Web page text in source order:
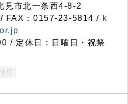
市北一条西4-8-2
FAX：0157-23-5814 / k
/ 定休日：日曜日・祝祭
可